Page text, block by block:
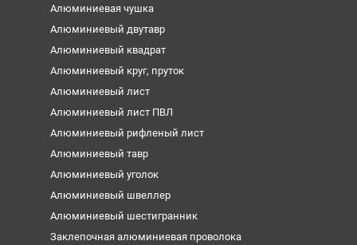
Алюминиевая чушка
Алюминиевый двутавр
Алюминиевый квадрат
Алюминиевый круг, пруток
Алюминиевый лист
Алюминиевый лист ПВЛ
Алюминиевый рифленый лист
Алюминиевый тавр
Алюминиевый уголок
Алюминиевый швеллер
Алюминиевый шестигранник
Заклепочная алюминиевая проволока